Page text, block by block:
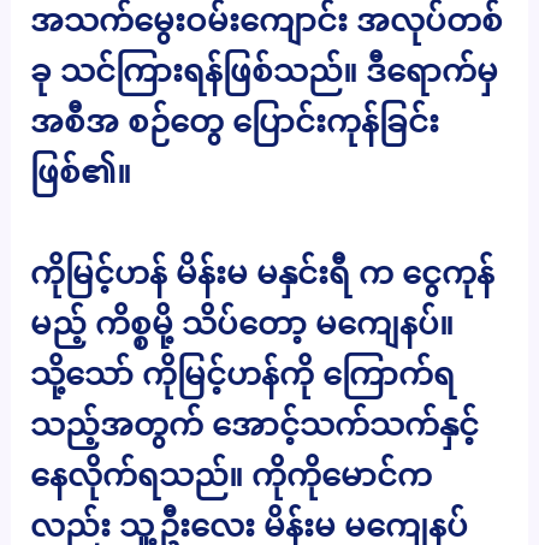
အသက်မွေးဝမ်းကျောင်း အလုပ်တစ်
ခု သင်ကြားရန်ဖြစ်သည်။ ဒီရောက်မှ
အစီအ စဉ်တွေ ပြောင်းကုန်ခြင်း
ဖြစ်၏။
ကိုမြင့်ဟန် မိန်းမ မနှင်းရီ က ငွေကုန်
မည့် ကိစ္စမို့ သိပ်တော့ မကျေနပ်။
သို့သော် ကိုမြင့်ဟန်ကို ကြောက်ရ
သည့်အတွက် အောင့်သက်သက်နှင့်
နေလိုက်ရသည်။ ကိုကိုမောင်က
လည်း သူ့ဦးလေး မိန်းမ မကျေနပ်